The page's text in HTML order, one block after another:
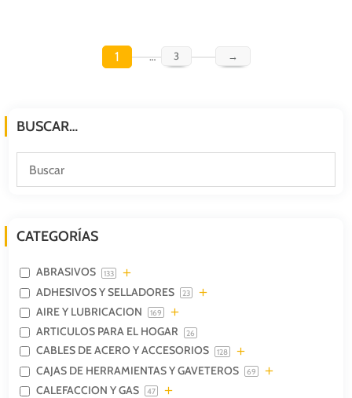
1 … 3 →
BUSCAR…
CATEGORÍAS
ABRASIVOS 133
ADHESIVOS Y SELLADORES 23
AIRE Y LUBRICACION 169
ARTICULOS PARA EL HOGAR 26
CABLES DE ACERO Y ACCESORIOS 128
CAJAS DE HERRAMIENTAS Y GAVETEROS 69
CALEFACCION Y GAS 47